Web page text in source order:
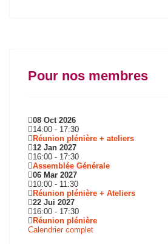
Pour nos membres
08 Oct 2026
14:00 - 17:30
Réunion plénière + ateliers
12 Jan 2027
16:00 - 17:30
Assemblée Générale
06 Mar 2027
10:00 - 11:30
Réunion plénière + Ateliers
22 Jui 2027
16:00 - 17:30
Réunion plénière
Calendrier complet